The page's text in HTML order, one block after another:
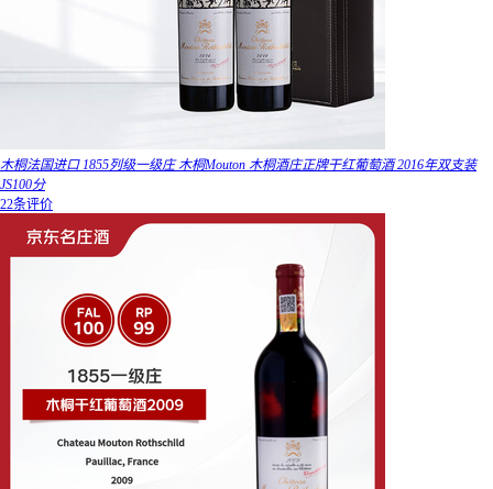
木桐法国进口 1855列级一级庄 木桐Mouton 木桐酒庄正牌干红葡萄酒 2016年双支装
JS100分
22条评价